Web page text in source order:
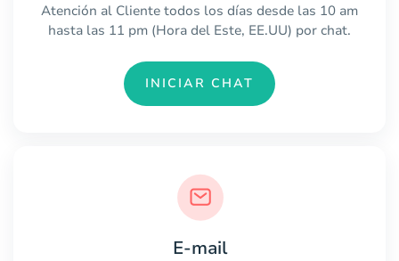
Atención al Cliente todos los días desde las 10 am
hasta las 11 pm (Hora del Este, EE.UU) por chat.
INICIAR CHAT
E-mail